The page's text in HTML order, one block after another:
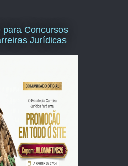
para Concursos
Jurídicas